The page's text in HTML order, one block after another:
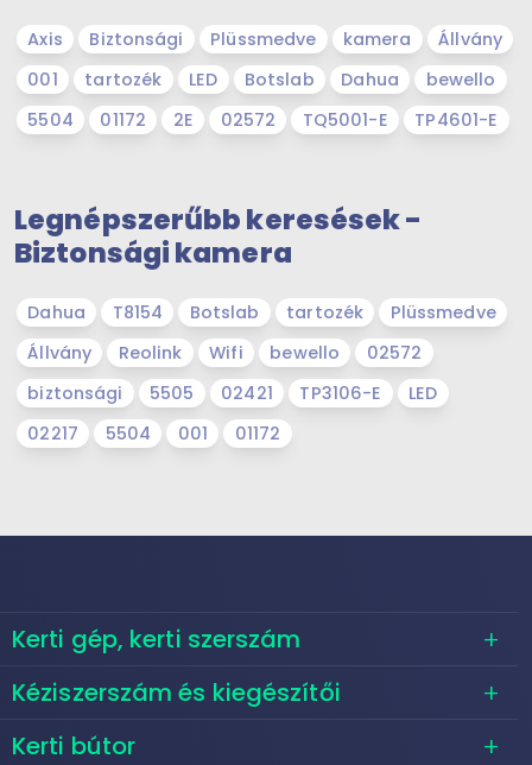
Axis Biztonsági Plüssmedve kamera
Állvány
001
tartozék LED Botslab Dahua
bewello
5504
01172 2E 02572 TQ5001-E TP4601-E
Legnépszerűbb keresések -
Biztonsági kamera
Dahua T8154 Botslab tartozék
Plüssmedve
Állvány
Reolink Wifi bewello
02572
biztonsági
5505 02421 TP3106-E
LED
02217
5504 001 01172
Kerti gép, kerti szerszám
Kéziszerszám és kiegészítői
Kerti bútor